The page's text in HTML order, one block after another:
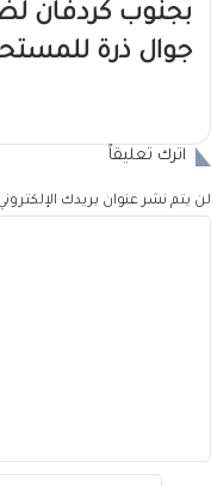
جوال ذرة
اترك تعليقاً
لن يتم نشر عنوان بريدك